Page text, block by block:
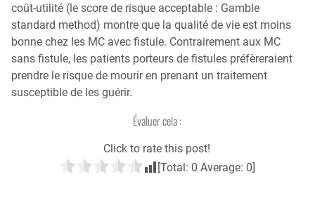
coût-utilité (le score de risque acceptable : Gamble
standard method) montre que la qualité de vie est moins
bonne chez les MC avec fistule. Contrairement aux MC
sans fistule, les patients porteurs de fistules préfèreraient
prendre le risque de mourir en prenant un traitement
susceptible de les guérir.
Évaluer cela :
Click to rate this post!
[Total: 0 Average: 0]